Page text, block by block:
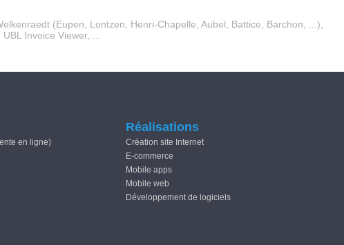
(Eupen Lontzen Henri-Chapelle Aubel Battice Barchon , ...),
Invoice Viewer, ...
en ligne)
Réalisations
Création site Internet
E-commerce
Mobile apps
Mobile web
Développement de logiciels